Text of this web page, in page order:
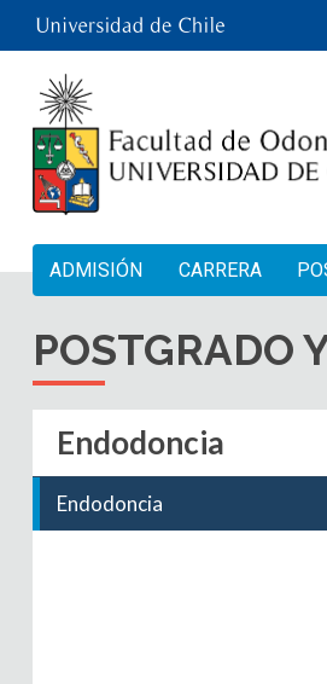
ADMISIÓN CARRERA
POSTGRADO
Endodoncia
Endodoncia